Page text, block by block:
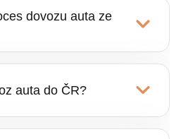
dovozu auta ze
Nejdřív spolu
portálů jako mobile.de
auta do ČR?